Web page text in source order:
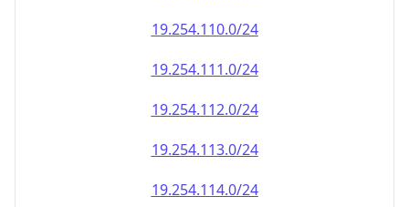
19.254.110.0/24
19.254.111.0/24
19.254.112.0/24
19.254.113.0/24
19.254.114.0/24